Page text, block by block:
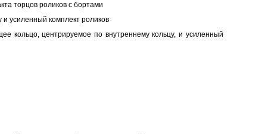
торцов роликов с бортами
усиленный комплект роликов
кольцо, центрируемое по внутреннему кольцу, и усиленный